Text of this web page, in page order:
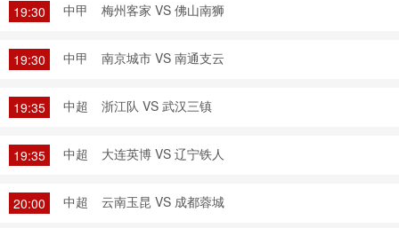
19:30 中甲 梅州客家 VS 佛山南狮
19:30 中甲 南京城市 VS 南通支云
19:35 中超 浙江队 VS 武汉三镇
19:35 中超 大连英博 VS 辽宁铁人
20:00 中超 云南玉昆 VS 成都蓉城